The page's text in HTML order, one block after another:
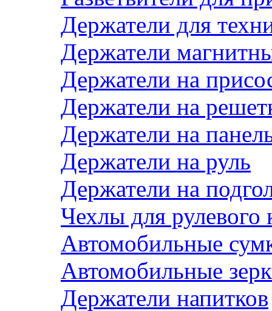
Держатели для
Держатели
Держатели на
Держатели на
Держатели на
Держатели на руль
Держатели на
Чехлы для рулевого
Автомобильные
Автомобильные
Держатели напитков